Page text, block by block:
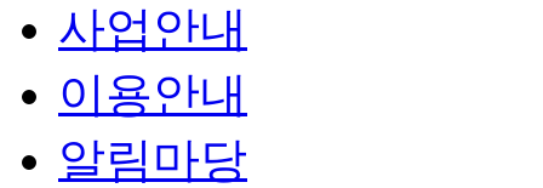
사업안내
이용안내
알림마당